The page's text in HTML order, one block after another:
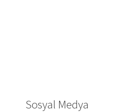
Sosyal Medya